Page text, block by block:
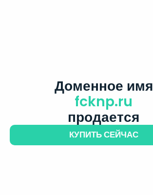
Доменное имя
fcknp.ru
продается
КУПИТЬ СЕЙЧАС